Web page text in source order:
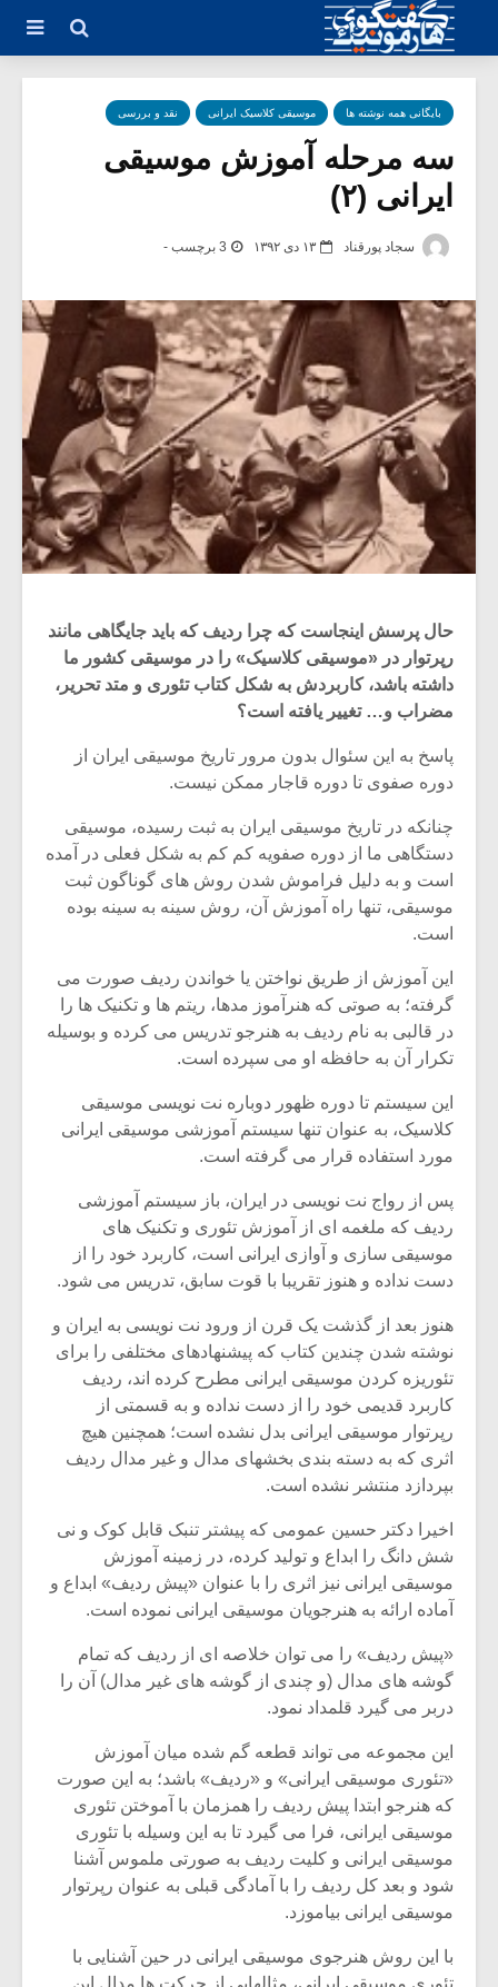
بایگانی همه نوشته ها موسیقی کلاسیک ایرانی نقد و بررسی
سه مرحله آموزش موسیقی
ایرانی (۲)
سجاد پورقناد ۱۳ دی ۱۳۹۲ 3 برچسب -
حال پرسش اینجاست که چرا ردیف که باید جایگاهی مانند
رپرتوار در «موسیقی کلاسیک» را در موسیقی کشور ما
داشته باشد، کاربردش به شکل کتاب تئوری و متد تحریر،
مضراب و… تغییر یافته است؟
پاسخ به این سئوال بدون مرور تاریخ موسیقی ایران از
دوره صفوی تا دوره قاجار ممکن نیست.
چنانکه در تاریخ موسیقی ایران به ثبت رسیده، موسیقی
دستگاهی ما از دوره صفویه کم کم به شکل فعلی در آمده
است و به دلیل فراموش شدن روش های گوناگون ثبت
موسیقی، تنها راه آموزش آن، روش سینه به سینه بوده
است.
این آموزش از طریق نواختن یا خواندن ردیف صورت می
گرفته؛ به صوتی که هنرآموز مدها، ریتم ها و تکنیک ها را
در قالبی به نام ردیف به هنرجو تدریس می کرده و بوسیله
تکرار آن به حافظه او می سپرده است.
این سیستم تا دوره ظهور دوباره نت نویسی موسیقی
کلاسیک، به عنوان تنها سیستم آموزشی موسیقی ایرانی
مورد استفاده قرار می گرفته است.
پس از رواج نت نویسی در ایران، باز سیستم آموزشی
ردیف که ملغمه ای از آموزش تئوری و تکنیک های
موسیقی سازی و آوازی ایرانی است، کاربرد خود را از
دست نداده و هنوز تقریبا با قوت سابق، تدریس می شود.
هنوز بعد از گذشت یک قرن از ورود نت نویسی به ایران و
نوشته شدن چندین کتاب که پیشنهادهای مختلفی را برای
تئوریزه کردن موسیقی ایرانی مطرح کرده اند، ردیف
کاربرد قدیمی خود را از دست نداده و به قسمتی از
رپرتوار موسیقی ایرانی بدل نشده است؛ همچنین هیچ
اثری که به دسته بندی بخشهای مدال و غیر مدال ردیف
بپردازد منتشر نشده است.
اخیرا دکتر حسین عمومی که پیشتر تنبک قابل کوک و نی
شش دانگ را ابداع و تولید کرده، در زمینه آموزش
موسیقی ایرانی نیز اثری را با عنوان «پیش ردیف» ابداع و
آماده ارائه به هنرجویان موسیقی ایرانی نموده است.
«پیش ردیف» را می توان خلاصه ای از ردیف که تمام
گوشه های مدال (و چندی از گوشه های غیر مدال) آن را
دربر می گیرد قلمداد نمود.
این مجموعه می تواند قطعه گم شده میان آموزش
«تئوری موسیقی ایرانی» و «ردیف» باشد؛ به این صورت
که هنرجو ابتدا پیش ردیف را همزمان با آموختن تئوری
موسیقی ایرانی، فرا می گیرد تا به این وسیله با تئوری
موسیقی ایرانی و کلیت ردیف به صورتی ملموس آشنا
شود و بعد کل ردیف را با آمادگی قبلی به عنوان رپرتوار
موسیقی ایرانی بیاموزد.
با این روش هنرجوی موسیقی ایرانی در حین آشنایی با
تئوری موسیقی ایرانی، مثالهایی از حرکت ها مدال این
میکلوش روژا
یادداشتی بر موسیقی
متن فیلم «متری
شیش و نیم»
اگر نمی توانی
مشهورترین باشی،
بدنام ترین باش
موریس ژار
موسیقی